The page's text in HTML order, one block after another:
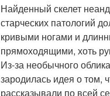
Найденный скелет
старческих патологий
кривыми ногами и
прямоходящими, хоть
Из-за необычного
зародилась идея о том,
рассказывали по всей